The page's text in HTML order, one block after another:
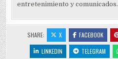
entretenimiento y comunicados.
SHARE: X FACEBOOK
LINKEDIN
TELEGRAM